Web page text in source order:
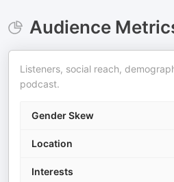
Audience
Listeners, social reach,
podcast.
Gender Skew
Location
Interests